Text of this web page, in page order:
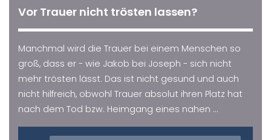
Vor Trauer nicht trösten lassen?
Manchmal wird die Trauer bei einem Menschen so
groß, dass er - wie Jakob bei Joseph - sich nicht
mehr trösten lässt. Das ist nicht gesund und auch
nicht hilfreich, obwohl Trauer absolut ihren Platz hat
nach dem Tod bzw. Heimgang eines nahen ...